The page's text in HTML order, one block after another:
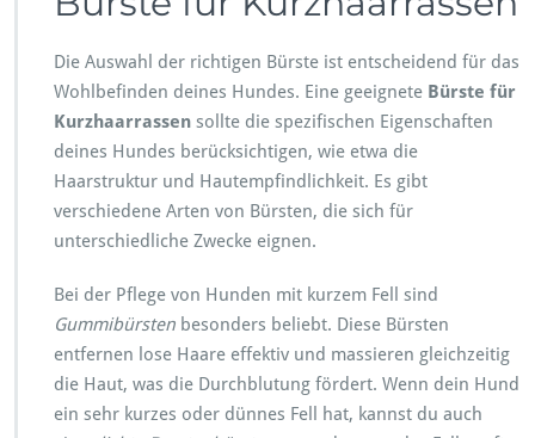
Die Auswahl der richtigen Bürste ist entscheidend für das
Wohlbefinden deines Hundes. Eine geeignete Bürste für
Kurzhaarrassen sollte die spezifischen Eigenschaften
deines Hundes berücksichtigen, wie etwa die
Haarstruktur und Hautempfindlichkeit. Es gibt
verschiedene Arten von Bürsten, die sich für
unterschiedliche Zwecke eignen.
Bei der Pflege von Hunden mit kurzem Fell sind
Gummibürsten besonders beliebt. Diese Bürsten
entfernen lose Haare effektiv und massieren gleichzeitig
die Haut, was die Durchblutung fördert. Wenn dein Hund
ein sehr kurzes oder dünnes Fell hat, kannst du auch